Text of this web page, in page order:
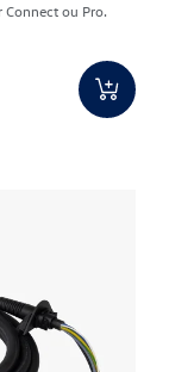
ou Pro.